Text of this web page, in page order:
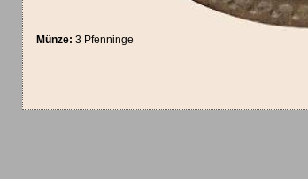
Münze:3 Pfenninge